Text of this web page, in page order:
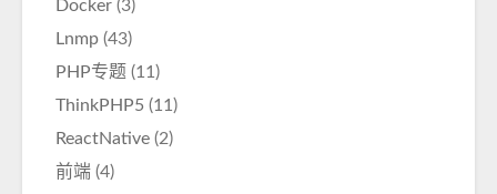
Docker (3)
Lnmp (43)
PHP专题 (11)
ThinkPHP5 (11)
ReactNative (2)
前端 (4)